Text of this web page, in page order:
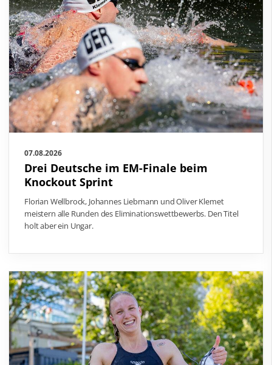
07.08.2026
Drei Deutsche im EM-Finale beim
Knockout Sprint
Florian Wellbrock, Johannes Liebmann und Oliver Klemet
meistern alle Runden des Eliminationswettbewerbs. Den Titel
holt aber ein Ungar.